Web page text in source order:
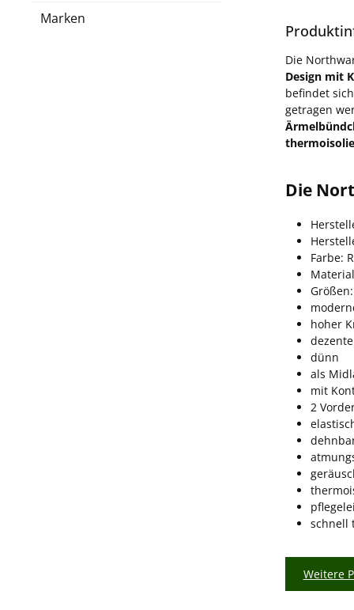
Marken
Die
Design mit
befindet
getragen
Die
Farbe:
hoher
dünn
als
mit
2
schnell
Weitere